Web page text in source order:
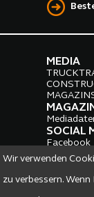
Wir verwenden
zu verbessern.
MEDIA
TRUCK
MAGAZIN
SOCIAL
Facebook
Instagram